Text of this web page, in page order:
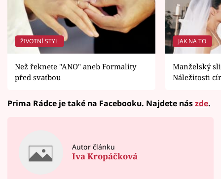
ŽIVOTNÍ STYL
Než řeknete "ANO" aneb Formality
před svatbou
JAK NA TO
Manželský
Náležitosti
Prima Rádce je také na Facebooku. Najdete nászde.
Autor článku
Iva Kropáčková